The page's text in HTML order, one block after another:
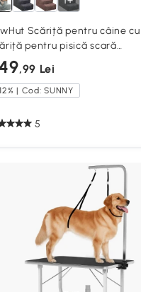
Scăriță pentru câine
pentru pisică scară
pentru animale
cm gri deschis
,99 Lei
| Cod: SUNNY
5